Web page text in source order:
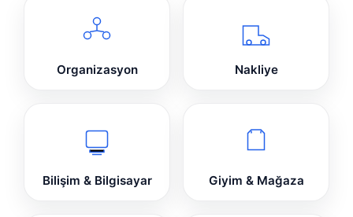
Organizasyon Nakliye
Bilişim & Bilgisayar Giyim & Mağaza